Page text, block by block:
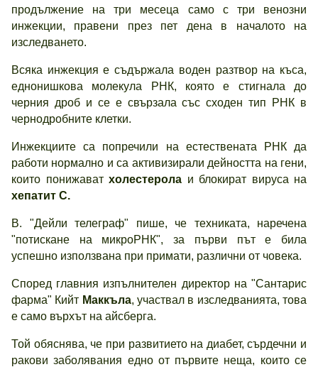
продължение на три месеца само с три венозни
инжекции, правени през пет дена в началото на
изследването.
Всяка инжекция е съдържала воден разтвор на къса,
еднонишкова молекула РНК, която е стигнала до
черния дроб и се е свързала със сходен тип РНК в
чернодробните клетки.
Инжекциите са попречили на естествената РНК да
работи нормално и са активизирали дейността на гени,
които понижават холестерола и блокират вируса на
хепатит С.
В. "Дейли телеграф" пише, че техниката, наречена
"потискане на микроРНК", за първи път е била
успешно използвана при примати, различни от човека.
Според главния изпълнителен директор на "Сантарис
фарма" Кийт Маккъла, участвал в изследванията, това
е само върхът на айсберга.
Той обяснява, че при развитието на диабет, сърдечни и
ракови заболявания едно от първите неща, които се